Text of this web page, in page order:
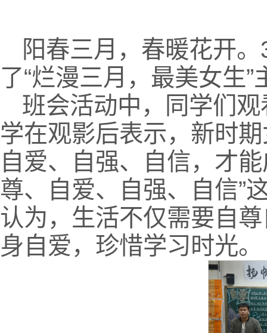
阳春三月，春暖花开
了“烂漫三月，最美女生”
班会活动中，同学们
学在观影后表示，新时
自爱、自强、自信，才
尊、自爱、自强、自信”
认为，生活不仅需要自
身自爱，珍惜学习时光。